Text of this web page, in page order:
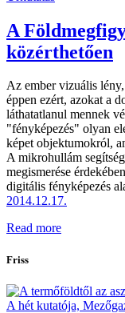
A
közérthetően
Az ember vizuális
éppen ezért, azokat a
láthatatlanul mennek
"fényképezés" olyan
képet objektumokról,
A mikrohullám
megismerése
digitális fényképezés
2014.12.17.
Read more
Friss
A hét kutatója,